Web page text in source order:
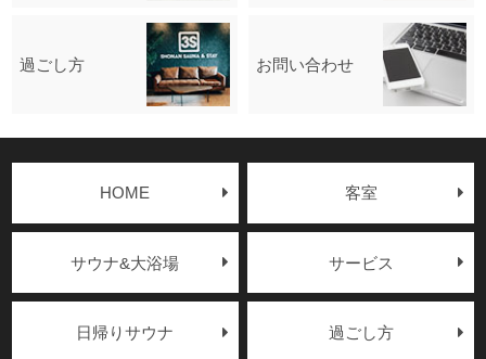
過ごし方 お問い合わせ
HOME 客室
サウナ&大浴場 サービス
日帰りサウナ 過ごし方